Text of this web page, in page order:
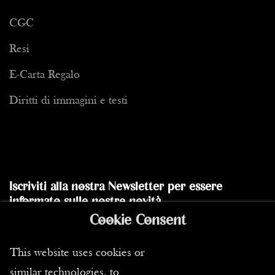
il giogo di Breton, è trascinato verso l'impegno politico (che ora
prevale sull'artistico), Miro si separa dal gruppo e, dopo un
mentre scopre, grazie ad Aimé Maeght, l'arte della litografia. Al
Spagna (vivendo tra Montroig, Palma de Mallorca e Barcellona)
e lì costruisce il suo stile definitivo, che stabilisce dopo più di
Gaudí, quelli dei siurells (piccole sculture di Maiorca) e il lavoro
raggiunge finalmente l'espressione unica che cercava.
CGC
Resi
E-Carta Regalo
Diritti di immagini e testi
Iscriviti alla nostra Newsletter per essere
informato sulle nostre novità
Cookie Consent
This website uses cookies or